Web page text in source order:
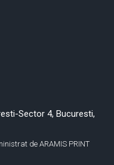
Sector 4, Bucuresti,
de ARAMIS PRINT